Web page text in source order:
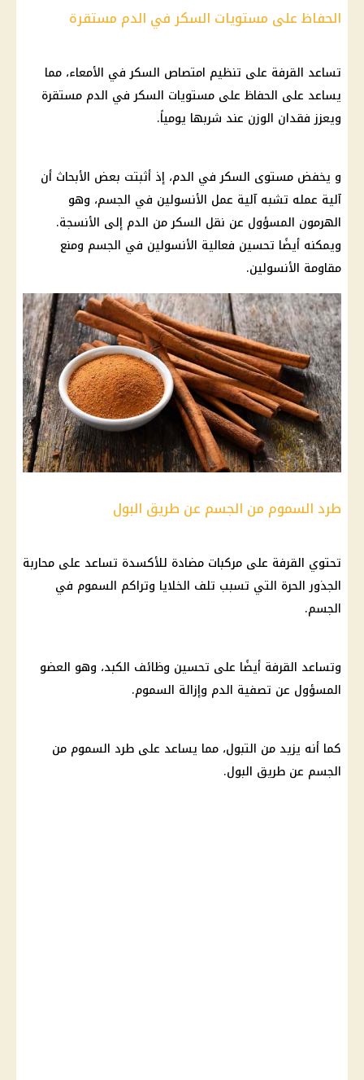
الحفاظ على مستويات السكر في الدم مستقرة
تساعد القرفة على تنظيم امتصاص السكر في الأمعاء، مما
يساعد على الحفاظ على مستويات السكر في الدم مستقرة
ويعزز فقدان الوزن عند شربها يومياً.
و يخفض مستوى السكر في الدم، إذ أثبتت بعض الأبحاث أن
آلية عمله تشبه آلية عمل الأنسولين في الجسم، وهو
الهرمون المسؤول عن نقل السكرمن الدم إلى الأنسجة.
ويمكنه أيضًا تحسين فعالية الأنسولين في الجسم ومنع
مقاومة الأنسولين.
طرد السموم من الجسم عن طريق البول
تحتوي القرفة على مركبات مضادة للأكسدة تساعد على محاربة
الجذور الحرة التي تسبب تلف الخلايا وتراكم السموم في
الجسم.
وتساعد القرفة أيضًا على تحسين وظائف الكبد، وهو العضو
المسؤول عن تصفية الدم وإزالة السموم.
كما أنه يزيد من التبول، مما يساعد على طرد السموم من
الجسم عن طريق البول.